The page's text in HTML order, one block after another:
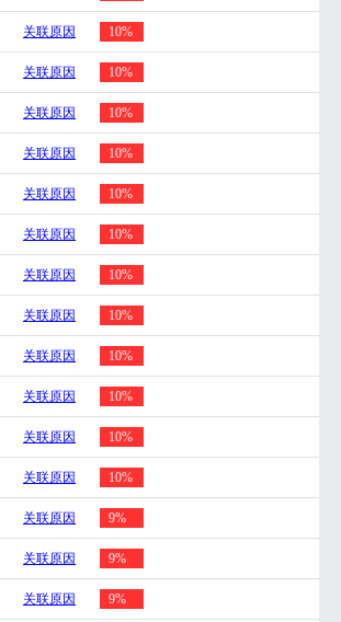
关联原因 10%
关联原因 10%
关联原因 10%
关联原因 10%
关联原因 10%
关联原因 10%
关联原因 10%
关联原因 10%
关联原因 10%
关联原因 10%
关联原因 10%
关联原因 10%
关联原因 9%
关联原因 9%
关联原因 9%